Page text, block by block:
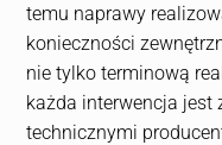
temu naprawy
konieczności
nie tylko terminową
każda interwencja jest
technicznymi